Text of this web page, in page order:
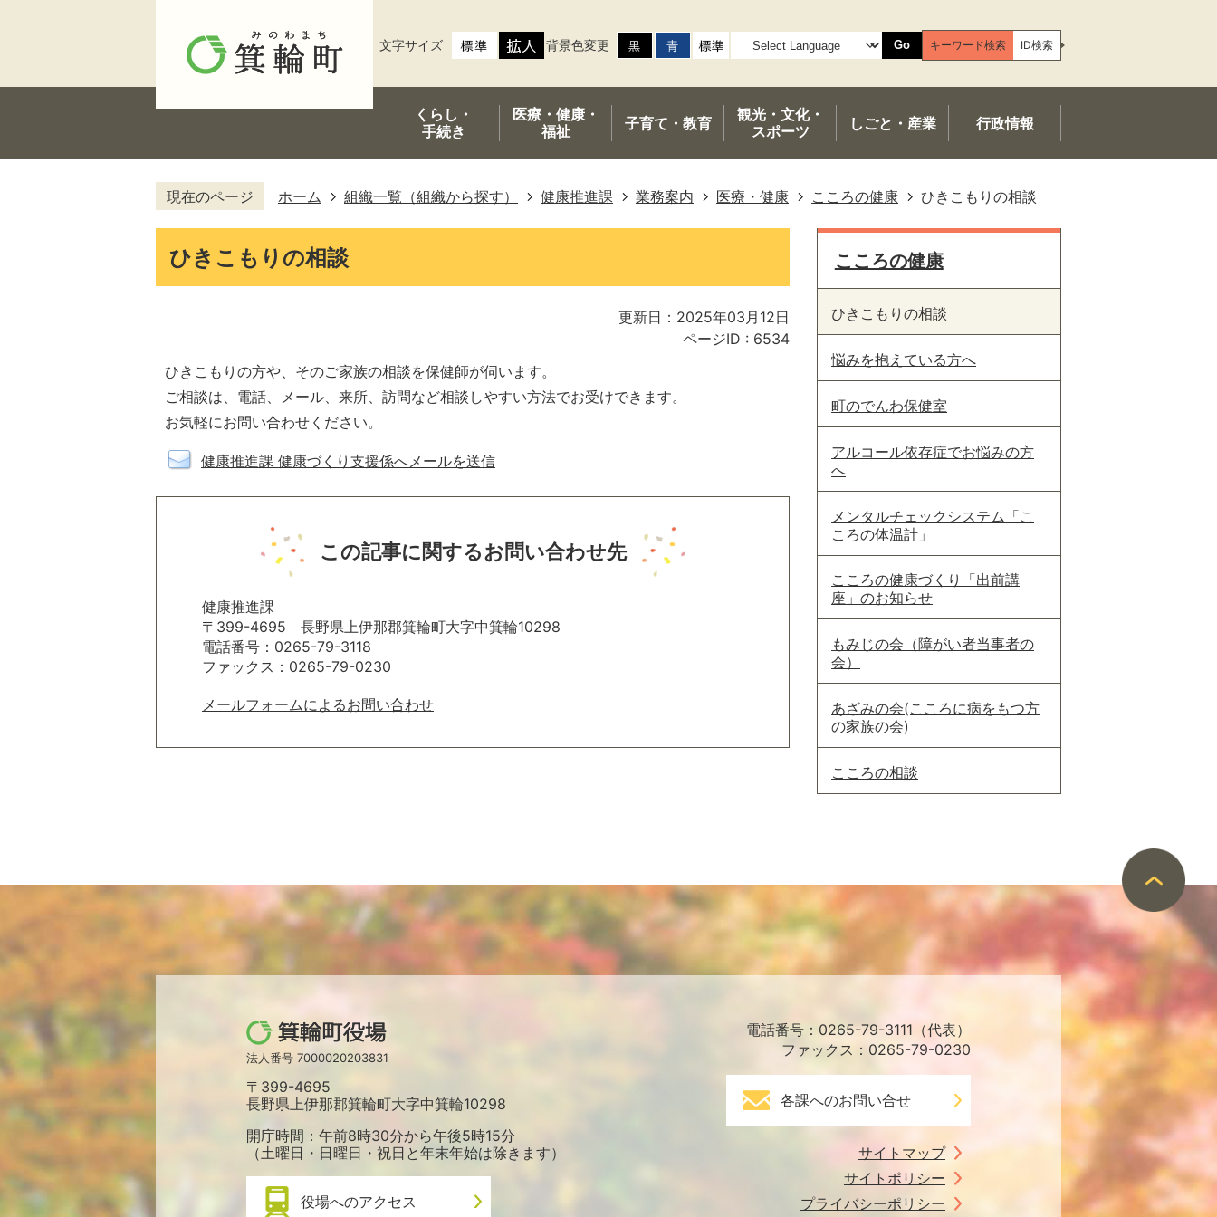
文字サイズ 背景色変更 Go キーワード検索 ID検索
くらし・
手続き
医療・健康・
福祉
子育て・ 教育
観光・文化・
スポーツ
しごと・産業 行政情報
現在のページ ホーム 組織一覧（組織から探す） 健康推進課 業務案内 医療・健康 こころの健康 ひきこもりの相談
ひきこもりの相談
更新日：2025年03月12日
ページID : 6534
ひきこもりの方や、そのご家族の相談を保健師が伺います。
ご相談は、電話、メール、来所、訪問など相談しやすい方法でお受けできます。
お気軽にお問い合わせください。
健康推進課 健康づくり支援係へメールを送信
この記事に関するお問い合わせ先
健康推進課
〒399-4695 長野県上伊那郡箕輪町大字中箕輪10298
電話番号：0265-79-3118
ファックス：0265-79-0230
メールフォームによるお問い合わせ
こころの健康
ひきこもりの相談
悩みを抱えている方へ
町のでんわ保健室
アルコール依存症でお悩みの方
へ
メンタルチェックシステム「こ
ころの体温計」
こころの健康づくり「出前講
座」のお知らせ
もみじの会（障がい者当事者の
会）
あざみの会(こころに病をもつ方
の家族の会)
こころの相談
箕
輪
町
役
場
法人番号 7000020203831
〒399-4695
長野県上伊那郡箕輪町大字中箕輪10298
開庁時間：午前8時30分から午後5時15分
（土曜日・日曜日・祝日と年末年始は除きます）
役場へのアクセス
電話番号：0265-79-3111（代表）
ファックス：0265-79-0230
各課へのお問い合せ
サイトマップ
サイトポリシー
プライバシーポリシー